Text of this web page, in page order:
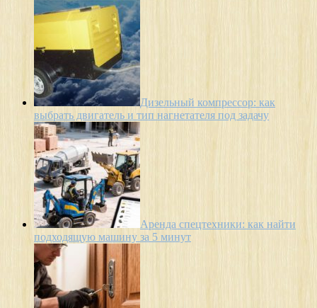
Дизельный компрессор: как
выбрать двигатель и тип нагнетателя под задачу
Аренда спецтехники: как найти
подходящую машину за 5 минут